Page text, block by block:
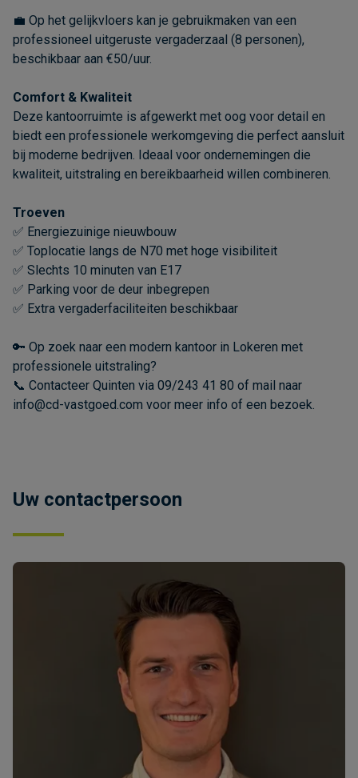
💼 Op het gelijkvloers kan je gebruikmaken van een
professioneel uitgeruste vergaderzaal (8 personen),
beschikbaar aan €50/uur.
Comfort & Kwaliteit
Deze kantoorruimte is afgewerkt met oog voor detail en
biedt een professionele werkomgeving die perfect aansluit
bij moderne bedrijven. Ideaal voor ondernemingen die
kwaliteit, uitstraling en bereikbaarheid willen combineren.
Troeven
✅ Energiezuinige nieuwbouw
✅ Toplocatie langs de N70 met hoge visibiliteit
✅ Slechts 10 minuten van E17
✅ Parking voor de deur inbegrepen
✅ Extra vergaderfaciliteiten beschikbaar
🔑 Op zoek naar een modern kantoor in Lokeren met
professionele uitstraling?
📞 Contacteer Quinten via 09/243 41 80 of mail naar
info@cd-vastgoed.com voor meer info of een bezoek.
Uw contactpersoon